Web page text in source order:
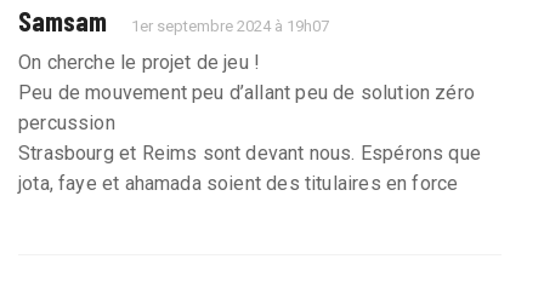
Samsam 1er septembre 2024 à 19h07
On cherche le projet de jeu !
Peu de mouvement peu d’allant peu de solution zéro
percussion
Strasbourg et Reims sont devant nous. Espérons que
jota, faye et ahamada soient des titulaires en force